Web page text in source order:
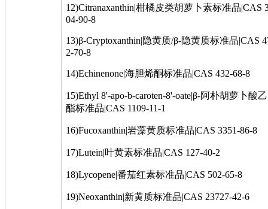
12)Citranaxanthin|柑橘皮类胡萝卜素标准品|CAS
04-90-8
13)β-Cryptoxanthin|隐黄质/β-隐黄质标准品|CAS
2-70-8
14)Echinenone|海胆烯酮标准品|CAS 432-68-8
15)Ethyl 8'-apo-b-caroten-8'-oate|β-阿朴胡萝卜酸乙
酯标准品|CAS 1109-11-1
16)Fucoxanthin|岩藻黄质标准品|CAS 3351-86-8
17)Lutein|叶黄素标准品|CAS 127-40-2
18)Lycopene|番茄红素标准品|CAS 502-65-8
19)Neoxanthin|新黄质标准品|CAS 23727-42-6